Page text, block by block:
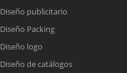
Diseño publicitario
Diseño Packing
Diseño logo
Diseño de catálogos